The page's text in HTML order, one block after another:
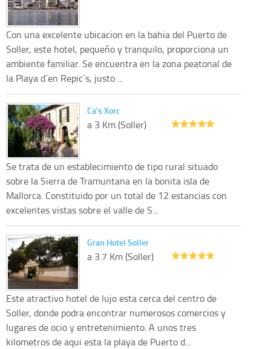
Con una excelente ubicacion en la bahia del Puerto de
Soller, este hotel, pequeño y tranquilo, proporciona un
ambiente familiar. Se encuentra en la zona peatonal de
la Playa d´en Repic´s, justo ...
Ca's Xorc
a 3 Km (Soller)
Se trata de un establecimiento de tipo rural situado
sobre la Sierra de Tramuntana en la bonita isla de
Mallorca. Constituido por un total de 12 estancias con
excelentes vistas sobre el valle de S...
Gran Hotel Soller
a 3.7 Km (Soller)
Este atractivo hotel de lujo esta cerca del centro de
Soller, donde podra encontrar numerosos comercios y
lugares de ocio y entretenimiento. A unos tres
kilometros de aqui esta la playa de Puerto d...